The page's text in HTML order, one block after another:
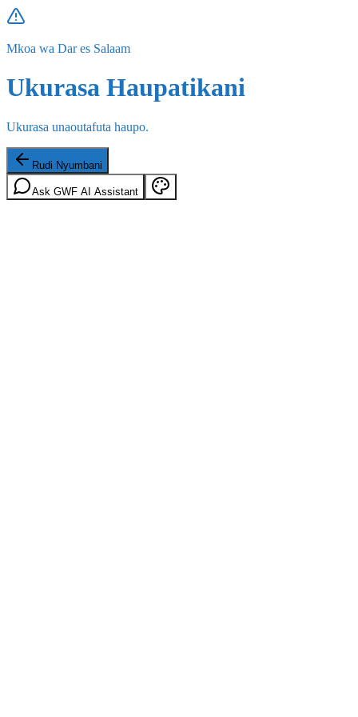
Mkoa wa Dar es Salaam
Ukurasa Haupatikani
Ukurasa unaoutafuta haupo.
Rudi Nyumbani
Ask GWF AI Assistant